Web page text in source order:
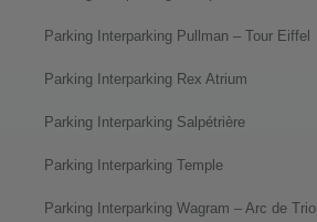
Parking Interparking Pullman – Tour Eiffel
Parking Interparking Rex Atrium
Parking Interparking Salpétrière
Parking Interparking Temple
Parking Interparking Wagram – Arc de